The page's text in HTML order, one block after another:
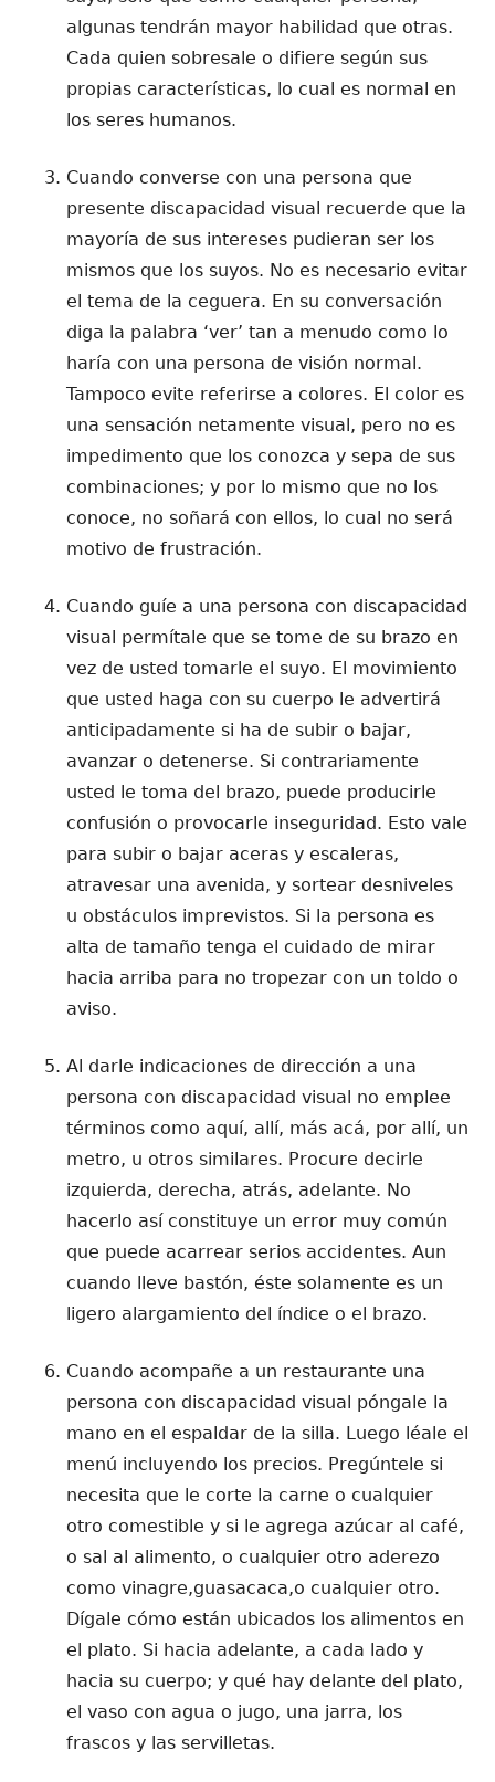
algunas tendrán mayor habilidad que otras.
Cada quien sobresale o difiere según sus
propias características, lo cual es normal en
los seres humanos.
Cuando converse con una persona que
presente discapacidad visual recuerde que la
mayoría de sus intereses pudieran ser los
mismos que los suyos. No es necesario evitar
el tema de la ceguera. En su conversación
diga la palabra ‘ver’ tan a menudo como lo
haría con una persona de visión normal.
Tampoco evite referirse a colores. El color es
una sensación netamente visual, pero no es
impedimento que los conozca y sepa de sus
combinaciones; y por lo mismo que no los
conoce, no soñará con ellos, lo cual no será
motivo de frustración.
Cuando guíe a una persona con discapacidad
visual permítale que se tome de su brazo en
vez de usted tomarle el suyo. El movimiento
que usted haga con su cuerpo le advertirá
anticipadamente si ha de subir o bajar,
avanzar o detenerse. Si contrariamente
usted le toma del brazo, puede producirle
confusión o provocarle inseguridad. Esto vale
para subir o bajar aceras y escaleras,
atravesar una avenida, y sortear desniveles
u obstáculos imprevistos. Si la persona es
alta de tamaño tenga el cuidado de mirar
hacia arriba para no tropezar con un toldo o
aviso.
Al darle indicaciones de dirección a una
persona con discapacidad visual no emplee
términos como aquí, allí, más acá, por allí, un
metro, u otros similares. Procure decirle
izquierda, derecha, atrás, adelante. No
hacerlo así constituye un error muy común
que puede acarrear serios accidentes. Aun
cuando lleve bastón, éste solamente es un
ligero alargamiento del índice o el brazo.
Cuando acompañe a un restaurante una
persona con discapacidad visual póngale la
mano en el espaldar de la silla. Luego léale el
menú incluyendo los precios. Pregúntele si
necesita que le corte la carne o cualquier
otro comestible y si le agrega azúcar al café,
o sal al alimento, o cualquier otro aderezo
como vinagre,guasacaca,o cualquier otro.
Dígale cómo están ubicados los alimentos en
el plato. Si hacia adelante, a cada lado y
hacia su cuerpo; y qué hay delante del plato,
el vaso con agua o jugo, una jarra, los
frascos y las servilletas.